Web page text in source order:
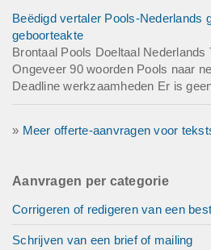
Beëdigd vertaler Pools-Nederlands
geboorteakte
Brontaal Pools Doeltaal Nederlands
Ongeveer 90 woorden Pools naar
Deadline werkzaamheden Er is
» Meer offerte-aanvragen voor
Aanvragen per categorie
Corrigeren of redigeren van een
Schrijven van een brief of mailing